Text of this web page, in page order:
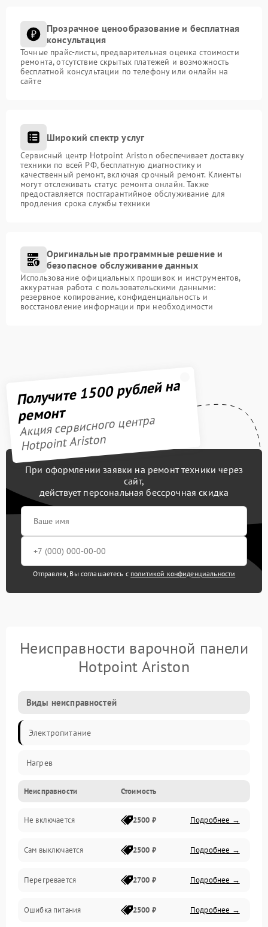
Прозрачное ценообразование и бесплатная
консультация
Точные прайс-листы, предварительная оценка стоимости
ремонта, отсутствие скрытых платежей и возможность
бесплатной консультации по телефону или онлайн на
сайте
Широкий спектр услуг
Сервисный центр Hotpoint Ariston обеспечивает доставку
техники по всей РФ, бесплатную диагностику и
качественный ремонт, включая срочный ремонт. Клиенты
могут отслеживать статус ремонта онлайн. Также
предоставляется постгарантийное обслуживание для
продления срока службы техники
Оригинальные программные решение и
безопасное обслуживание данных
Использование официальных прошивок и инструментов,
аккуратная работа с пользовательскими данными:
резервное копирование, конфиденциальность и
восстановление информации при необходимости
Получите 1500 рублей на
ремонт
Акция сервисного центра
Hotpoint Ariston
При оформлении заявки на ремонт техники через
сайт,
действует персональная бессрочная скидка
Отправляя, Вы соглашаетесь с политикой конфиденциальности
Неисправности варочной панели
Hotpoint Ariston
Виды неисправностей
Электропитание
Нагрев
Неисправности Стоимость
Не включается 2500 ₽ Подробнее →
Сам выключается 2500 ₽ Подробнее →
Перегревается 2700 ₽ Подробнее →
Ошибка питания 2500 ₽ Подробнее →